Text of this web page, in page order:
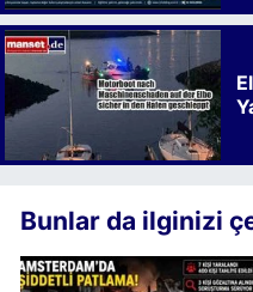
Bunlar da ilginizi